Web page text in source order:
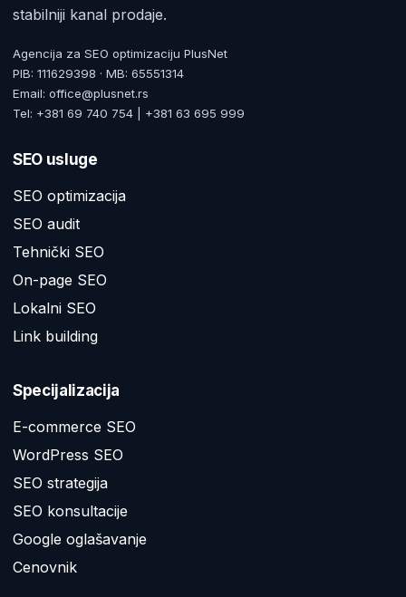
stabilniji kanal prodaje.
Agencija za SEO optimizaciju PlusNet
PIB: 111629398 · MB: 65551314
Email: office@plusnet.rs
Tel: +381 69 740 754 | +381 63 695 999
SEO usluge
SEO optimizacija
SEO audit
Tehnički SEO
On-page SEO
Lokalni SEO
Link building
Specijalizacija
E-commerce SEO
WordPress SEO
SEO strategija
SEO konsultacije
Google oglašavanje
Cenovnik